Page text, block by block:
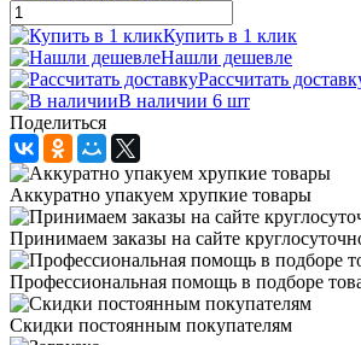
Купить в 1 клик
Нашли дешевле
Рассчитать
В наличии 6 шт
Поделиться
Аккуратно упакуем хрупкие товары
Принимаем заказы на сайте
Профессиональная помощь в подборе
Скидки постоянным покупателям